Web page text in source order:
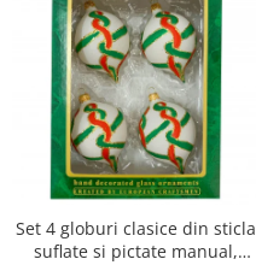
Set 4 globuri clasice din sticla
suflate si pictate manual,